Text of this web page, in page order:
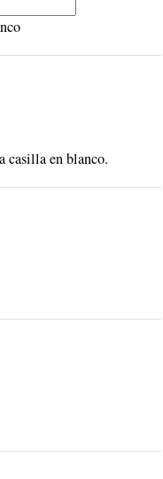
casilla en blanco.